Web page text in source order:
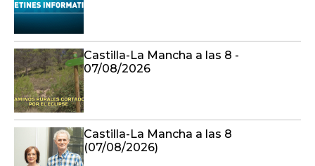
Castilla-La Mancha a las 8 -
07/08/2026
Castilla-La Mancha a las 8
(07/08/2026)